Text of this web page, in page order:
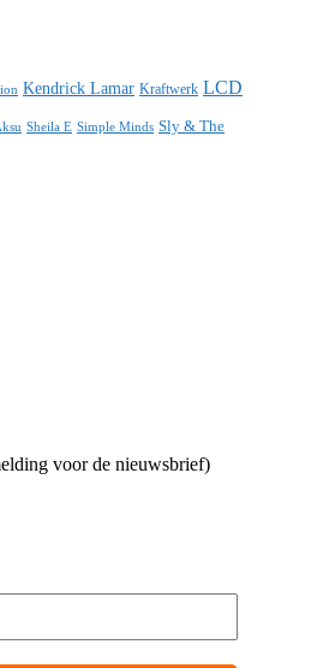
Kendrick Lamar Kraftwerk LCD
Sheila E Simple Minds Sly & The
voor de nieuwsbrief)